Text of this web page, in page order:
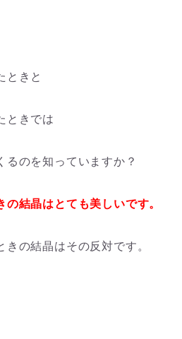
ときと
ときでは
のを知っていますか？
結晶はとても美しいです。
の結晶はその反対です。